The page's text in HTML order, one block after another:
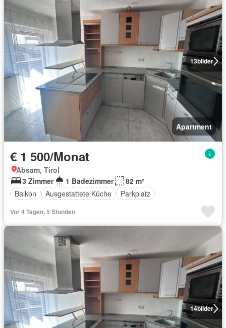
13bilder
Apartment
€ 1 500/Monat
Absam, Tirol
3 Zimmer
1 Badezimmer
82 m²
Balkon
Ausgestattete Küche Parkplatz
Vor 4 Tagen, 5 Stunden
14bilder